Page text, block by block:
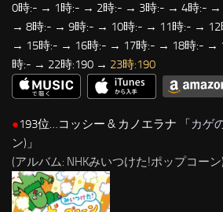
0時:- → 1時:- → 2時:- → 3時:- → 4時:-
→ 8時:- → 9時:- → 10時:- → 11時:- →
→ 15時:- → 16時:- → 17時:- → 18時:- →
時:- → 22時:190 → 23時:190
●193位…コッシー & カノエラナ 「カゲ
ン) 」
(アルバム: NHKみいつけた!ポップコーン)